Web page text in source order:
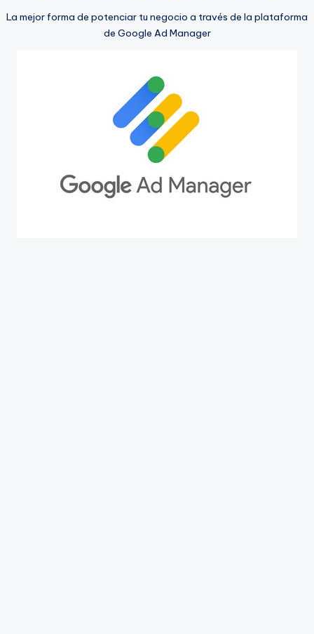
La mejor forma de potenciar tu negocio a través de la plataforma
de Google Ad Manager